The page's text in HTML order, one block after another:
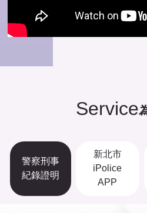
Service
警察刑事
紀錄證明
新北市
iPolice
APP